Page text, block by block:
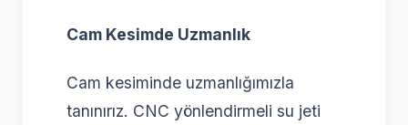
Cam Kesimde Uzmanlık
Cam kesiminde uzmanlığımızla
tanınırız. CNC yönlendirmeli su jeti